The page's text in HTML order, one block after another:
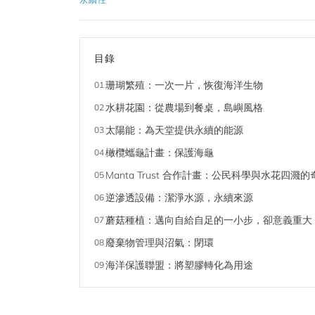
目錄
01珊瑚繁殖：一次一片，恢復海洋生物
02水耕花園：從農場到餐桌，島嶼風格
03 太陽能：為天堂提供永續的能源
04橄欖蠵龜計畫：保護海龜
05 Manta Trust 合作計畫：公民科學與水花四濺的
06逆滲透設備：潔淨水源，永續來源
07蘑菇種植：邁向自給自足的一小步，卻意義重大
08 廢棄物管理與沼氣：閉環
09海洋保護聯盟：將塑膠轉化為用途